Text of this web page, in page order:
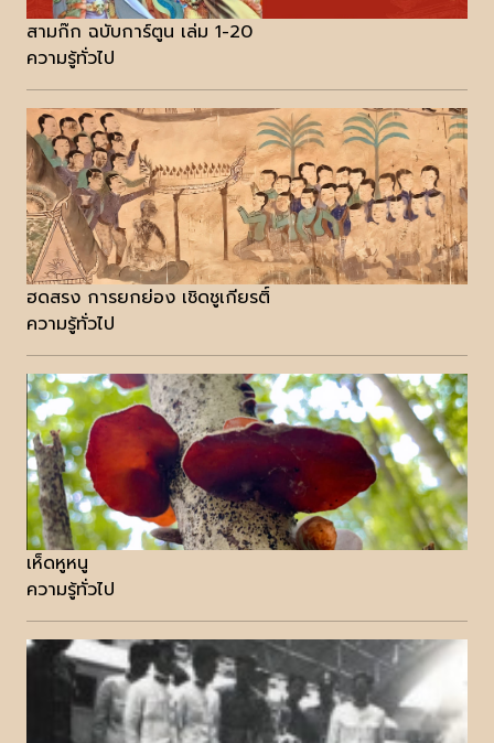
สามก๊ก ฉบับการ์ตูน เล่ม 1-20
ความรู้ทั่วไป
ฮดสรง การยกย่อง เชิดชูเกียรติ์
ความรู้ทั่วไป
เห็ดหูหนู
ความรู้ทั่วไป